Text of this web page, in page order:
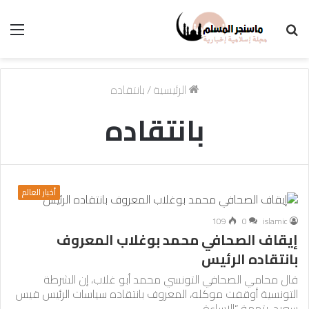
الرئيسية/بانتقاده
بانتقاده
أخبار العالم
islamic
0
109
إيقاف الصحافي محمد بوغلاب المعروف
بانتقاده الرئيس
قال محامي الصحافي التونسي محمد أبو غلاب، إن الشرطة
التونسية أوقفت موكله، المعروف بانتقاده سياسات الرئيس قيس